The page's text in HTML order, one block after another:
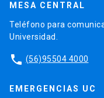
MESA CENTRAL
Teléfono para
Universidad.
phone (56)95504 4000
EMERGENCIAS UC